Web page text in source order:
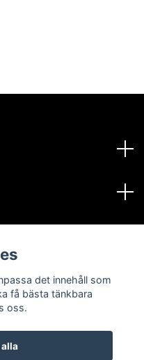
det innehåll som
få bästa tänkbara
oss.